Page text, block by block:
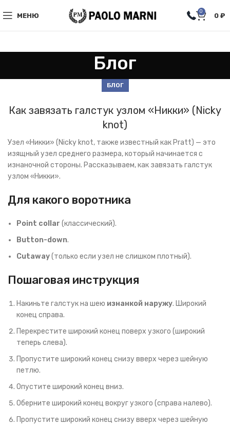
МЕНЮ
0
0 ₽
Блог
БЛОГ
Как завязать галстук узлом «Никки» (Nicky
knot)
Узел «Никки» (Nicky knot, также известный как Pratt) — это
изящный узел среднего размера, который начинается с
изнаночной стороны. Рассказываем, как завязать галстук
узлом «Никки».
Для какого воротника
Point collar (классический).
Button-down.
Cutaway(только если узел не слишком плотный).
Пошаговая инструкция
Накиньте галстук на шею изнанкой наружу. Широкий
конец справа.
Перекрестите широкий конец поверх узкого (широкий
теперь слева).
Пропустите широкий конец снизу вверх через шейную
петлю.
Опустите широкий конец вниз.
Оберните широкий конец вокруг узкого (справа налево).
Пропустите широкий конец снизу вверх через шейную